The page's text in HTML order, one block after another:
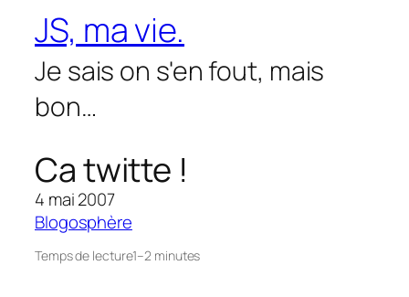
contenu
JS, ma vie.
Je sais on s'en fout, mais
bon…
Ca twitte !
4 mai 2007
Blogosphère
Temps de lecture1–2 minutes